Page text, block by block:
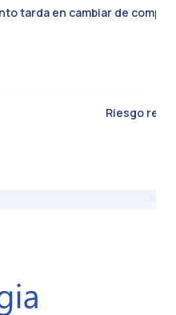
tarda en cambiar de
Riesgo real